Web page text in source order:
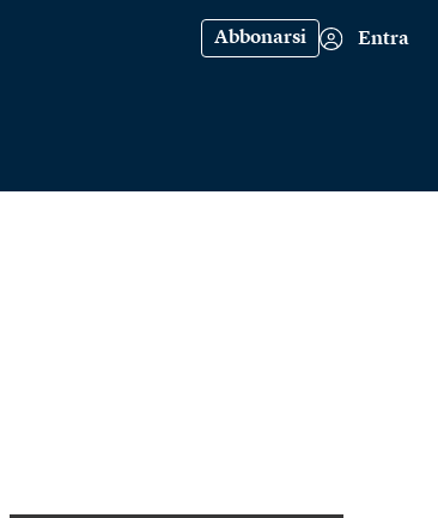
Abbonarsi Entra